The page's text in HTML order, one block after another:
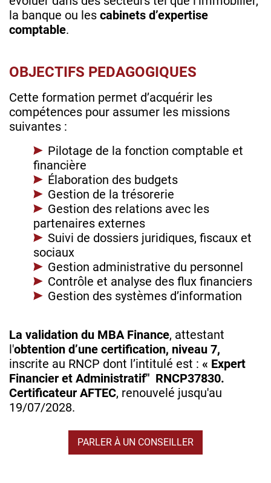
la banque ou les cabinets d’expertise
comptable.
OBJECTIFS PEDAGOGIQUES
Cette formation permet d’acquérir les
compétences pour assumer les missions
suivantes :
Pilotage de la fonction comptable et
financière
Élaboration des budgets
Gestion de la trésorerie
Gestion des relations avec les
partenaires externes
Suivi de dossiers juridiques, fiscaux et
sociaux
Gestion administrative du personnel
Contrôle et analyse des flux financiers
Gestion des systèmes d’information
La validation du MBA Finance, attestant
l'obtention d’une certification, niveau 7,
inscrite au RNCP dont l’intitulé est : « Expert
Financier et Administratif" RNCP37830.
Certificateur AFTEC, renouvelé jusqu'au
19/07/2028.
PARLER À UN CONSEILLER